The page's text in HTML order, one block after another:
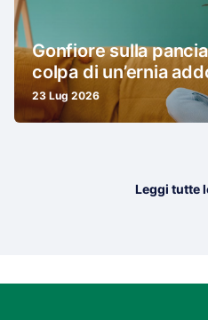
Gonfiore sulla
colpa di un’ernia
23 Lug 2026
Leggi tutte